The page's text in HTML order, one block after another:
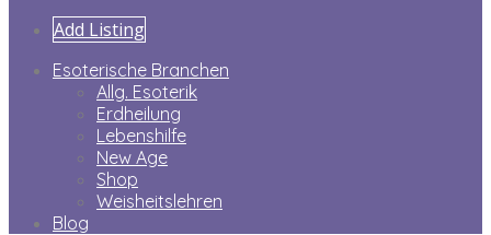
Add Listing
Esoterische Branchen
Allg. Esoterik
Erdheilung
Lebenshilfe
New Age
Shop
Weisheitslehren
Blog